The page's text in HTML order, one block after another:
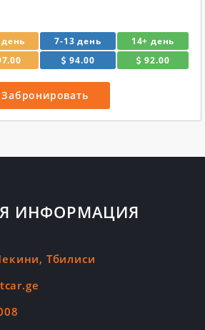
7-13 день
14+ день
94.00 92.00
Забронировать
ИНФОРМАЦИЯ
Тбилиси